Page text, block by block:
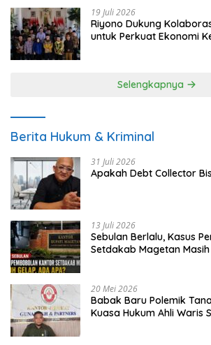
19 Juli 2026
Riyono Dukung
untuk Perkuat Ekonomi
Selengkapnya
Berita Hukum & Kriminal
31 Juli 2026
Apakah Debt Collector
13 Juli 2026
Sebulan Berlalu, Kasus
Setdakab Magetan Masih
20 Mei 2026
Babak Baru Polemik
Kuasa Hukum Ahli Waris